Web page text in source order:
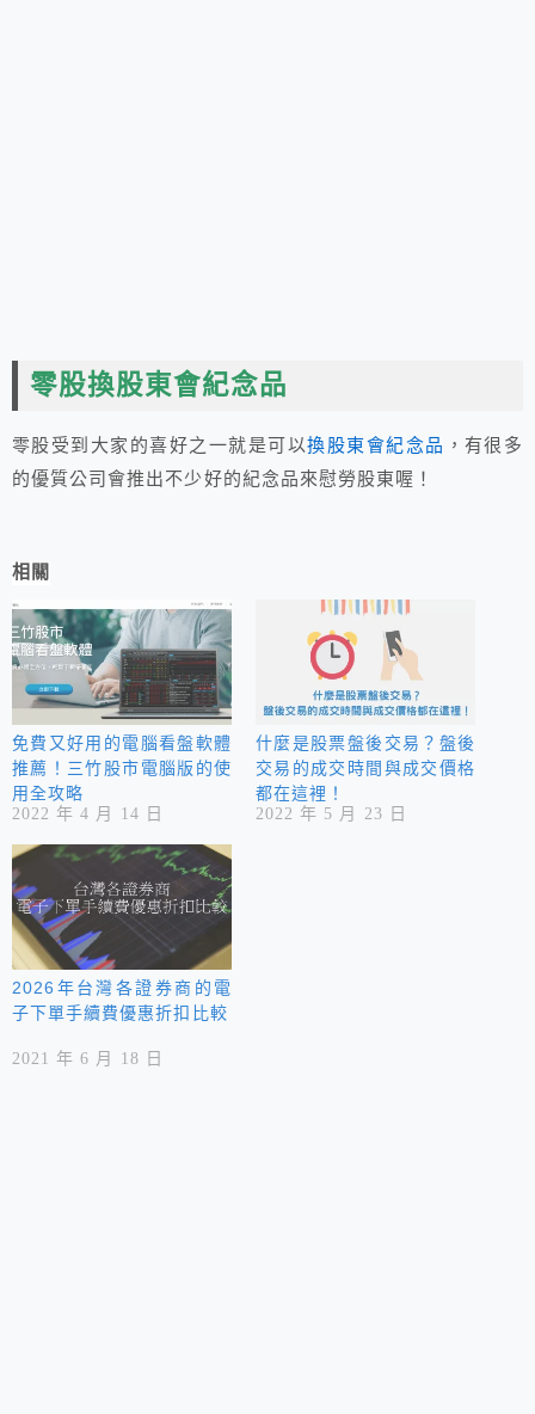
零股換股東會紀念品
零股受到大家的喜好之一就是可以換股東會紀念品 ，有很多
的優質公司會推出不少好的紀念品來慰勞股東喔！
相關
免費又好用的電腦看盤軟體
推薦！三竹股市電腦版的使
用全攻略
2022 年 4 月 14 日
什麼是股票盤後交易？盤後
交易的成交時間與成交價格
都在這裡！
2022 年 5 月 23 日
2026年台灣各證券商的電
子下單手續費優惠折扣比較
2021 年 6 月 18 日